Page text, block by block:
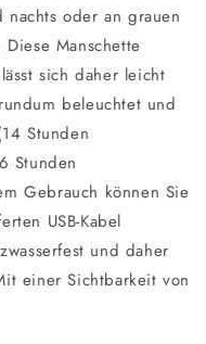
oder an grauen
Manschette
sich daher leicht
beleuchtet und
Stunden
Stunden
Gebrauch können Sie
USB-Kabel
und daher
einer Sichtbarkeit von